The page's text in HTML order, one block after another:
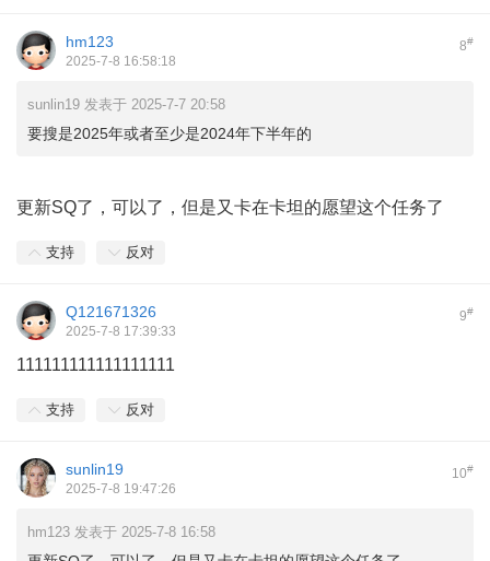
8#
hm123
2025-7-8 16:58:18
sunlin19 发表于 2025-7-7 20:58
要搜是2025年或者至少是2024年下半年的
更新SQ了，可以了，但是又卡在卡坦的愿望这个任务了
支持 反对
9#
Q121671326
2025-7-8 17:39:33
111111111111111111
支持 反对
10#
sunlin19
2025-7-8 19:47:26
hm123 发表于 2025-7-8 16:58